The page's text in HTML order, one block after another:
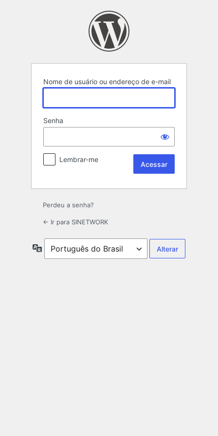
Nome de usuário ou endereço de e-mail
Senha
Lembrar-me
Perdeu a senha?
← Ir para SINETWORK
Idioma